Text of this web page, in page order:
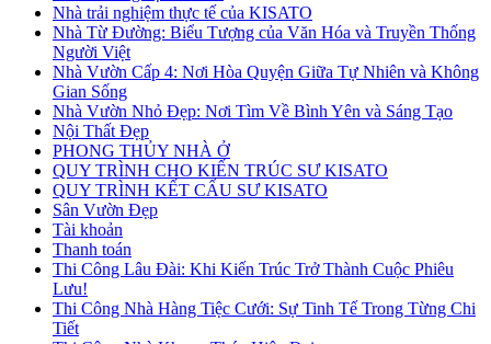
Nhà trải nghiệm thực tế của KISATO
Nhà Từ Đường: Biểu Tượng của Văn Hóa và Truyền Thống
Người Việt
Nhà Vườn Cấp 4: Nơi Hòa Quyện Giữa Tự Nhiên và Không
Gian Sống
Nhà Vườn Nhỏ Đẹp: Nơi Tìm Về Bình Yên và Sáng Tạo
Nội Thất Đẹp
PHONG THỦY NHÀ Ở
QUY TRÌNH CHO KIẾN TRÚC SƯ KISATO
QUY TRÌNH KẾT CẤU SƯ KISATO
Sân Vườn Đẹp
Tài khoản
Thanh toán
Thi Công Lâu Đài: Khi Kiến Trúc Trở Thành Cuộc Phiêu
Lưu!
Thi Công Nhà Hàng Tiệc Cưới: Sự Tinh Tế Trong Từng Chi
Tiết